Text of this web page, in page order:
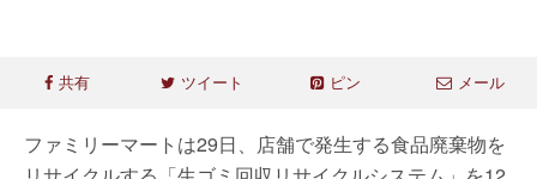
共有 ツイート ピン メール
ファミリーマートは29日、店舗で発生する食品廃棄物を